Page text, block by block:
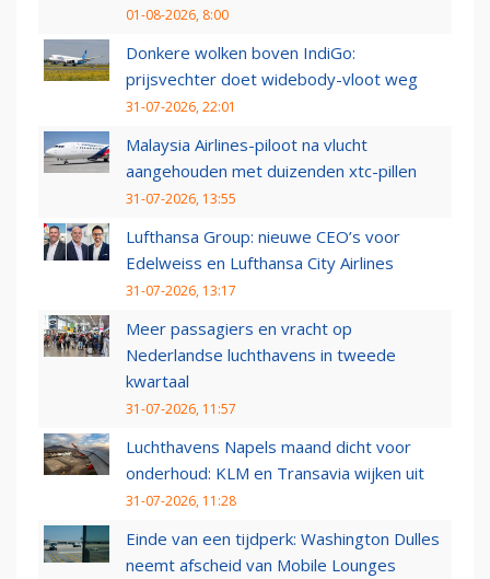
01-08-2026, 8:00
Donkere wolken boven IndiGo:
prijsvechter doet widebody-vloot weg
31-07-2026, 22:01
Malaysia Airlines-piloot na vlucht
aangehouden met duizenden xtc-pillen
31-07-2026, 13:55
Lufthansa Group: nieuwe CEO’s voor
Edelweiss en Lufthansa City Airlines
31-07-2026, 13:17
Meer passagiers en vracht op
Nederlandse luchthavens in tweede
kwartaal
31-07-2026, 11:57
Luchthavens Napels maand dicht voor
onderhoud: KLM en Transavia wijken uit
31-07-2026, 11:28
Einde van een tijdperk: Washington Dulles
neemt afscheid van Mobile Lounges